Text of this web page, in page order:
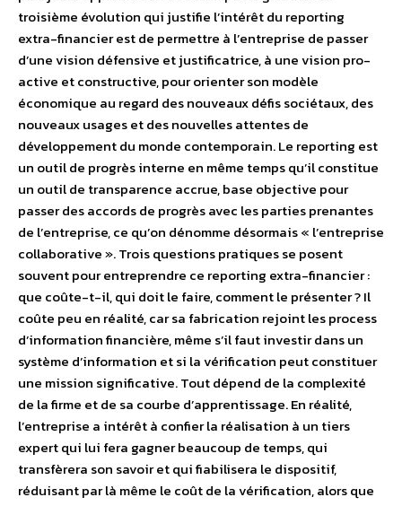
troisième évolution qui justifie l’intérêt du reporting
extra-financier est de permettre à l’entreprise de passer
d’une vision défensive et justificatrice, à une vision pro-
active et constructive, pour orienter son modèle
économique au regard des nouveaux défis sociétaux, des
nouveaux usages et des nouvelles attentes de
développement du monde contemporain. Le reporting est
un outil de progrès interne en même temps qu’il constitue
un outil de transparence accrue, base objective pour
passer des accords de progrès avec les parties prenantes
de l’entreprise, ce qu’on dénomme désormais « l’entreprise
collaborative ». Trois questions pratiques se posent
souvent pour entreprendre ce reporting extra-financier :
que coûte-t-il, qui doit le faire, comment le présenter ? Il
coûte peu en réalité, car sa fabrication rejoint les process
d’information financière, même s’il faut investir dans un
système d’information et si la vérification peut constituer
une mission significative. Tout dépend de la complexité
de la firme et de sa courbe d’apprentissage. En réalité,
l’entreprise a intérêt à confier la réalisation à un tiers
expert qui lui fera gagner beaucoup de temps, qui
transfèrera son savoir et qui fiabilisera le dispositif,
réduisant par là même le coût de la vérification, alors que